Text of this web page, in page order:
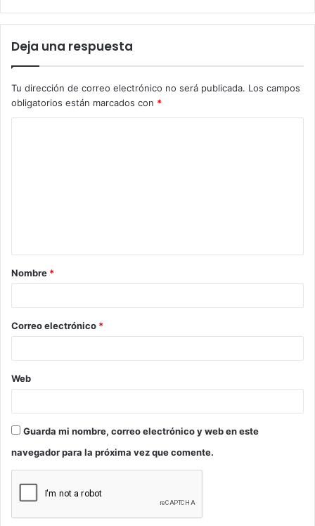
Deja una respuesta
Tu dirección de correo electrónico no será publicada. Los campos
obligatorios están marcados con *
a
r
*
Nombre *
Correo electrónico *
Web
Guarda mi nombre, correo electrónico y web en este
navegador para la próxima vez que comente.